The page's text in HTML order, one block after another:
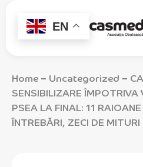
EN
Home – Uncategorized –
SENSIBILIZARE ÎMPOTRIVA
PSEA LA FINAL: 11
ÎNTREBĂRI, ZECI DE